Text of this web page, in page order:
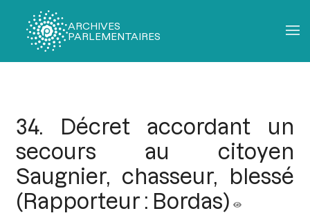
ARCHIVES
PARLEMENTAIRES
34. Décret accordant un
secours au citoyen
Saugnier, chasseur, blessé
(Rapporteur : Bordas)